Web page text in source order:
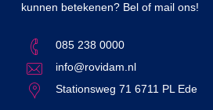
kunnen betekenen? Bel of mail ons!
085 238 0000
info@rovidam.nl
Stationsweg 71 6711 PL Ede